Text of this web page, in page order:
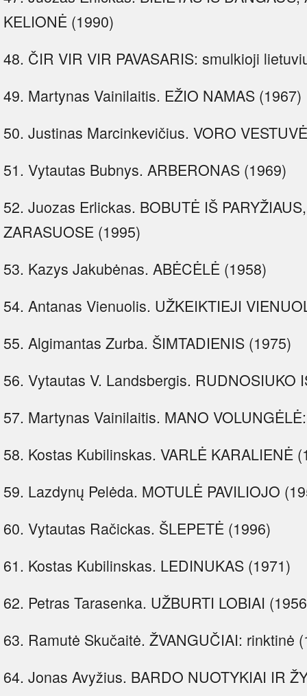
KELIONĖ (1990)
48. ČIR VIR VIR PAVASARIS: smulkioji
49. Martynas Vainilaitis. EŽIO NAMAS (1967)
50. Justinas Marcinkevičius. VORO
51. Vytautas Bubnys. ARBERONAS (1969)
52. Juozas Erlickas. BOBUTĖ IŠ
ZARASUOSE (1995)
53. Kazys Jakubėnas. ABĖCĖLĖ (1958)
54. Antanas Vienuolis. UŽKEIKTIEJI
55. Algimantas Zurba. ŠIMTADIENIS (1975)
56. Vytautas V. Landsbergis. RUDNOSIUKO
57. Martynas Vainilaitis. MANO
58. Kostas Kubilinskas. VARLĖ KARALIENĖ
59. Lazdynų Pelėda. MOTULĖ PAVILIOJO
60. Vytautas Račickas. ŠLEPETĖ (1996)
61. Kostas Kubilinskas. LEDINUKAS (1971)
62. Petras Tarasenka. UŽBURTI LOBIAI
63. Ramutė Skučaitė. ŽVANGUČIAI: rinktinė
64. Jonas Avyžius. BARDO NUOTYKIAI IR